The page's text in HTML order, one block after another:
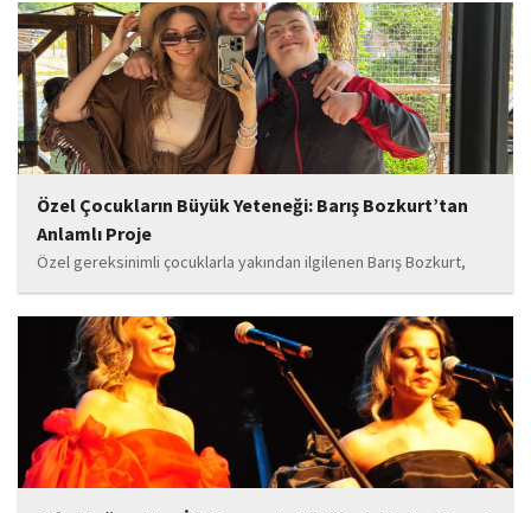
Özel Çocukların Büyük Yeteneği: Barış Bozkurt’tan
Anlamlı Proje
Özel gereksinimli çocuklarla yakından ilgilenen Barış Bozkurt,
hayata geçirdiği örnek çalışma ile hem eğitim camiasının hem de
toplumun dikkatini çekiyor. “Hayatta yaşattığın mutluluk en güzel
hediyedir” anlayışıyla yola çıkan Bozkurt,...